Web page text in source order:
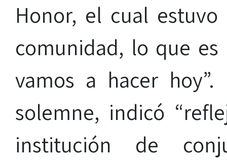
Honor, el cual
comunidad, lo que
vamos a hacer
solemne, indicó
institución de